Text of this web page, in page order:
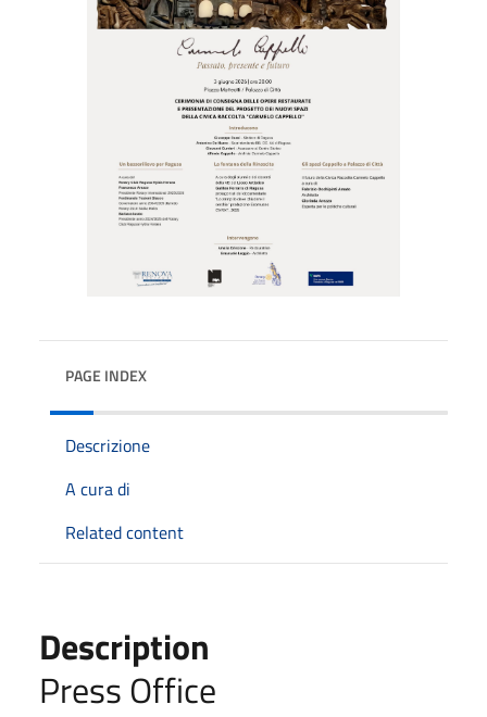
PAGE INDEX
Descrizione
A cura di
Related content
Description
Press Office